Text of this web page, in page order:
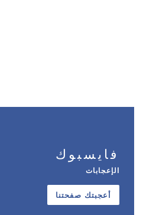
فايسبوك
الإعجابات
أعجبتك صفحتنا